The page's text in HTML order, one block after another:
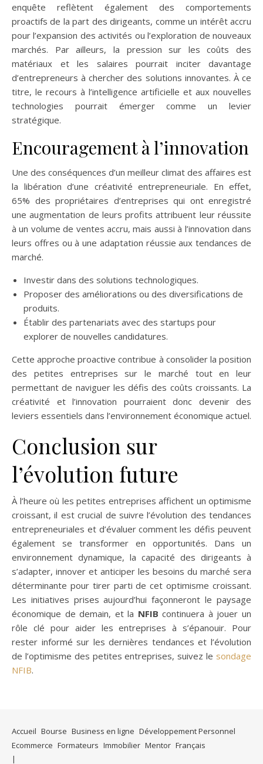
enquête reflètent également des comportements
proactifs de la part des dirigeants, comme un intérêt accru
pour l’expansion des activités ou l’exploration de nouveaux
marchés. Par ailleurs, la pression sur les coûts des
matériaux et les salaires pourrait inciter davantage
d’entrepreneurs à chercher des solutions innovantes. À ce
titre, le recours à l’intelligence artificielle et aux nouvelles
technologies pourrait émerger comme un levier
stratégique.
Encouragement à l’innovation
Une des conséquences d’un meilleur climat des affaires est
la libération d’une créativité entrepreneuriale. En effet,
65% des propriétaires d’entreprises qui ont enregistré
une augmentation de leurs profits attribuent leur réussite
à un volume de ventes accru, mais aussi à l’innovation dans
leurs offres ou à une adaptation réussie aux tendances de
marché.
Investir dans des solutions technologiques.
Proposer des améliorations ou des diversifications de
produits.
Établir des partenariats avec des startups pour
explorer de nouvelles candidatures.
Cette approche proactive contribue à consolider la position
des petites entreprises sur le marché tout en leur
permettant de naviguer les défis des coûts croissants. La
créativité et l’innovation pourraient donc devenir des
leviers essentiels dans l’environnement économique actuel.
Conclusion sur
l’évolution future
À l’heure où les petites entreprises affichent un optimisme
croissant, il est crucial de suivre l’évolution des tendances
entrepreneuriales et d’évaluer comment les défis peuvent
également se transformer en opportunités. Dans un
environnement dynamique, la capacité des dirigeants à
s’adapter, innover et anticiper les besoins du marché sera
déterminante pour tirer parti de cet optimisme croissant.
Les initiatives prises aujourd’hui façonneront le paysage
économique de demain, et la NFIB continuera à jouer un
rôle clé pour aider les entreprises à s’épanouir. Pour
rester informé sur les dernières tendances et l’évolution
de l’optimisme des petites entreprises, suivez le sondage
NFIB.
Accueil Bourse Business en ligne Développement Personnel
Ecommerce Formateurs Immobilier Mentor Français